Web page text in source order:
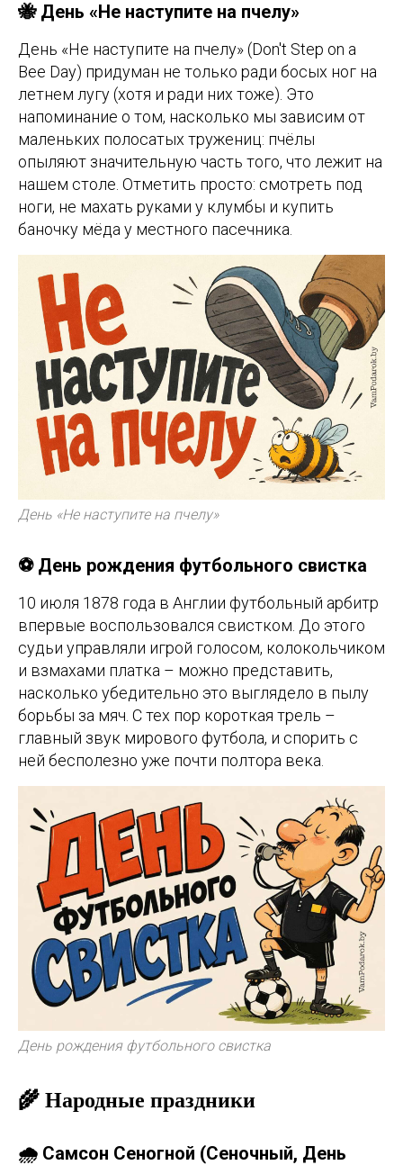
🐝 День «Не наступите на пчелу»
День «Не наступите на пчелу» (Don't Step on a
Bee Day) придуман не только ради босых ног на
летнем лугу (хотя и ради них тоже). Это
напоминание о том, насколько мы зависим от
маленьких полосатых тружениц: пчёлы
опыляют значительную часть того, что лежит на
нашем столе. Отметить просто: смотреть под
ноги, не махать руками у клумбы и купить
баночку мёда у местного пасечника.
День «Не наступите на пчелу»
⚽ День рождения футбольного свистка
10 июля 1878 года в Англии футбольный арбитр
впервые воспользовался свистком. До этого
судьи управляли игрой голосом, колокольчиком
и взмахами платка – можно представить,
насколько убедительно это выглядело в пылу
борьбы за мяч. С тех пор короткая трель –
главный звук мирового футбола, и спорить с
ней бесполезно уже почти полтора века.
День рождения футбольного свистка
🌾 Народные праздники
🌧️ Самсон Сеногной (Сеночный, День